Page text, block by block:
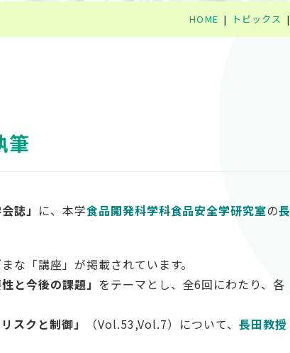
HOME トピックス
筆
誌」 に、本学食品開発科学科食品安全学研究室の長
な「講座」が掲載されています。
と今後の課題」 をテーマとし、全6回にわたり、各
スクと制御」 （Vol.53,Vol.7）について、長田教授